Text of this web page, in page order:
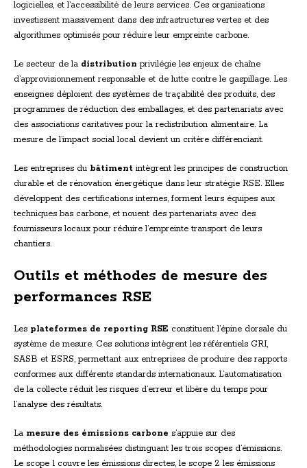
logicielles, et l’accessibilité de leurs services. Ces organisations
investissent massivement dans des infrastructures vertes et des
algorithmes optimisés pour réduire leur empreinte carbone.
Le secteur de la distribution privilégie les enjeux de chaîne
d’approvisionnement responsable et de lutte contre le gaspillage. Les
enseignes déploient des systèmes de traçabilité des produits, des
programmes de réduction des emballages, et des partenariats avec
des associations caritatives pour la redistribution alimentaire. La
mesure de l’impact social local devient un critère différenciant.
Les entreprises du bâtiment intègrent les principes de construction
durable et de rénovation énergétique dans leur stratégie RSE. Elles
développent des certifications internes, forment leurs équipes aux
techniques bas carbone, et nouent des partenariats avec des
fournisseurs locaux pour réduire l’empreinte transport de leurs
chantiers.
Outils et méthodes de mesure des
performances RSE
Les plateformes de reporting RSE constituent l’épine dorsale du
système de mesure. Ces solutions intègrent les référentiels GRI,
SASB et ESRS, permettant aux entreprises de produire des rapports
conformes aux différents standards internationaux. L’automatisation
de la collecte réduit les risques d’erreur et libère du temps pour
l’analyse des résultats.
La mesure des émissions carbone s’appuie sur des
méthodologies normalisées distinguant les trois scopes d’émissions.
Le scope 1 couvre les émissions directes, le scope 2 les émissions